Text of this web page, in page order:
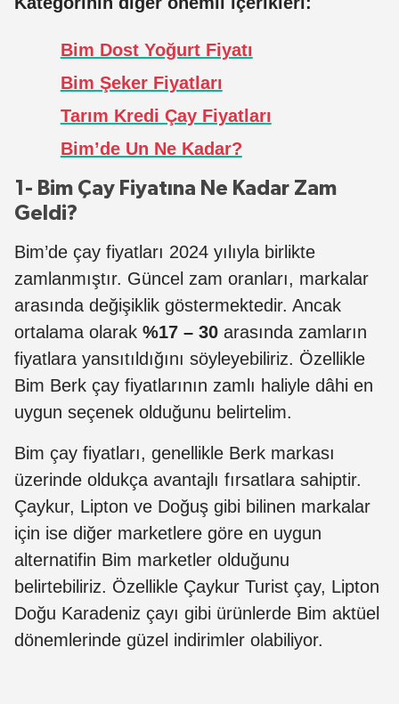
Bim Dost Yoğurt Fiyatı
Bim Şeker Fiyatları
Tarım Kredi Çay Fiyatları
Bim’de Un Ne Kadar?
1- Bim Çay Fiyatına Ne Kadar Zam
Geldi?
Bim’de çay fiyatları 2024 yılıyla birlikte
zamlanmıştır. Güncel zam oranları, markalar
arasında değişiklik göstermektedir. Ancak
ortalama olarak %17 – 30 arasında zamların
fiyatlara yansıtıldığını söyleyebiliriz. Özellikle
Bim Berk çay fiyatlarının zamlı haliyle dâhi en
uygun seçenek olduğunu belirtelim.
Bim çay fiyatları, genellikle Berk markası
üzerinde oldukça avantajlı fırsatlara sahiptir.
Çaykur, Lipton ve Doğuş gibi bilinen markalar
için ise diğer marketlere göre en uygun
alternatifin Bim marketler olduğunu
belirtebiliriz. Özellikle Çaykur Turist çay, Lipton
Doğu Karadeniz çayı gibi ürünlerde Bim aktüel
dönemlerinde güzel indirimler olabiliyor.